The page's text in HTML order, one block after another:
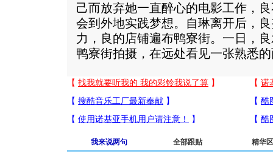
己而放弃她一直醉心的电影工作，
会到外地实践梦想。自琳离开后，
力，良的店铺遍布鸭寮街。一日，
鸭寮街拍摄，在远处看见一张熟悉
我来说两句 全部跟贴 精华区